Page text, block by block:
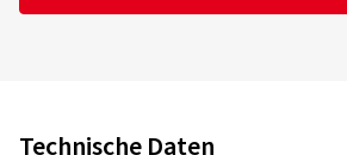
Technische Daten